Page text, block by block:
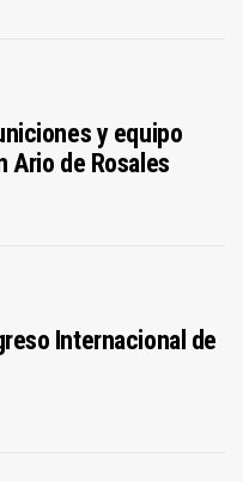
y equipo
Ario de Rosales
Internacional de